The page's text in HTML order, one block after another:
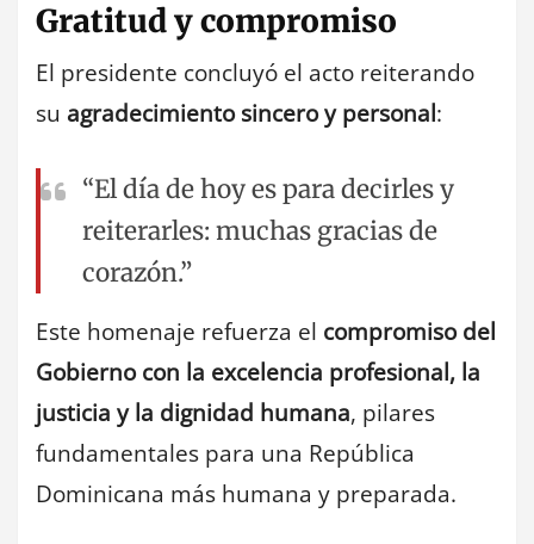
Gratitud y compromiso
El presidente concluyó el acto reiterando
su agradecimiento sincero y personal:
“El día de hoy es para decirles y
reiterarles: muchas gracias de
corazón.”
Este homenaje refuerza el compromiso del
Gobierno con la excelencia profesional, la
justicia y la dignidad humana, pilares
fundamentales para una República
Dominicana más humana y preparada.